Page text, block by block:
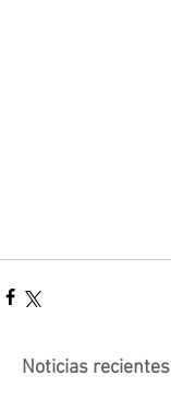
Noticias recientes